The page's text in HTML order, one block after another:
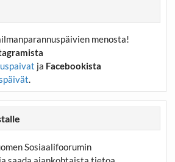
menosta!
ja Facebookista
.
Sosiaalifoorumin